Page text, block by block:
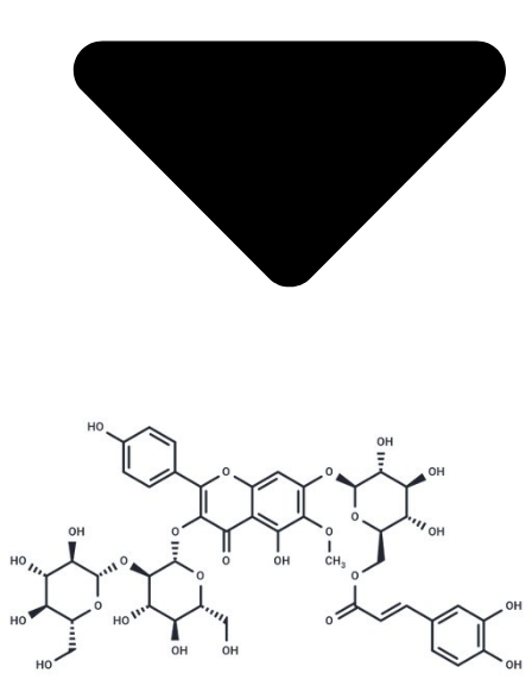
Métalloïde
Métaux de transition internes
Tensioactifs et détergents
Indicateurs
Chimie supramoléculaire